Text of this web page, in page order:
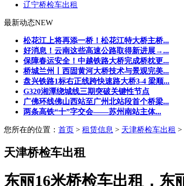
辽宁桥检车出租
最新动态NEW
松花江上将再添一桥！松花江特大桥主桥...
好消息！云南这些高速公路取得新进展→...
保障春运安全！中越铁路大桥完成桥枕更...
桥城兰州丨西固黄河大桥技术与景观完美...
盘兴铁路1标右正线跨快速路大桥3-4 梁顺...
G320湘潭绕城线三期突破关键性节点
广佛环线佛山西站至广州北站段首个桥梁...
两条高铁“十”字交会——苏州南站主体...
您所在的位置： 首页 > 租赁信息 > 天津桥检车出租 >
天津桥检车出租
东丽16米桥检车出租，东